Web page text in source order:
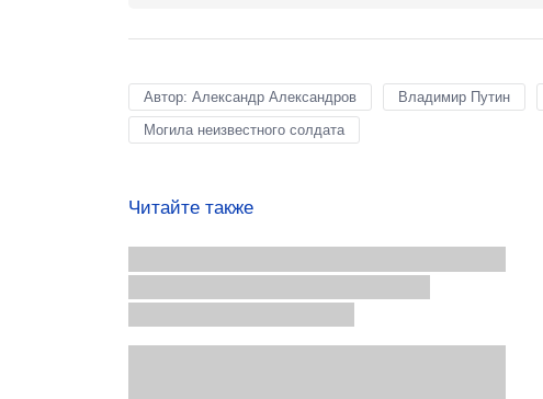
Автор: Александр Александров Владимир Путин
Могила неизвестного солдата
Читайте также